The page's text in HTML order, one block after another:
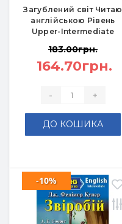
Загублений світ Читаю
англійською Рівень
Upper-Intermediate
183.00грн.
164.70грн.
- +
ДО КОШИКА
-10%